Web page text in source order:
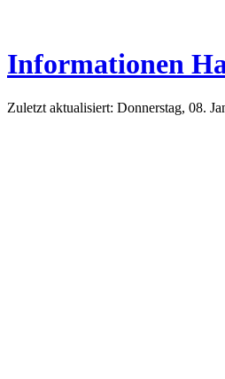
Informationen
Zuletzt aktualisiert: Donnerstag, 08.